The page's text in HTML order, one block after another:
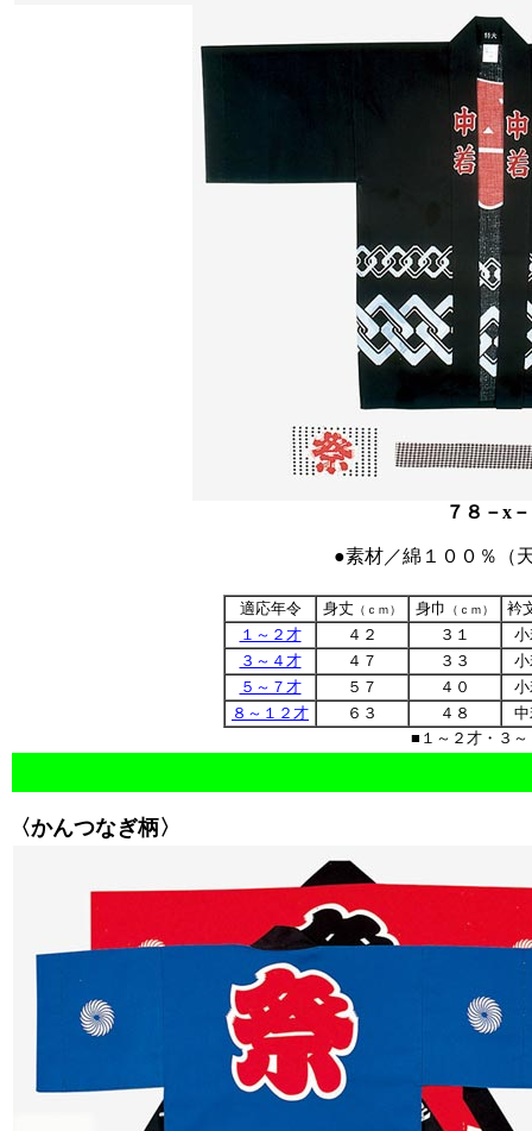
７８－x
●素材／綿１００％（
適応年令 身丈 （ｃｍ） 身巾 （ｃｍ）
衿
１～２才
４２ ３１
３～４才
４７ ３３
５～７才
５７ ４０
８～１２才
６３ ４８
■１～２才・３
〈かんつなぎ柄〉